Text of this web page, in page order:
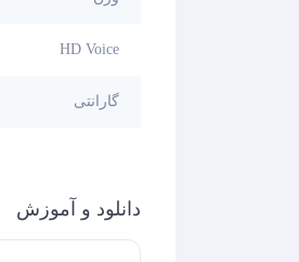
HD Voice
گارانتی
دانلود و آموزش